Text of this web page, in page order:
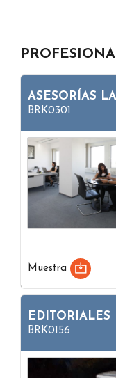
ASESORÍAS
BRK0301
Muestra
EDITORIALES
BRK0156